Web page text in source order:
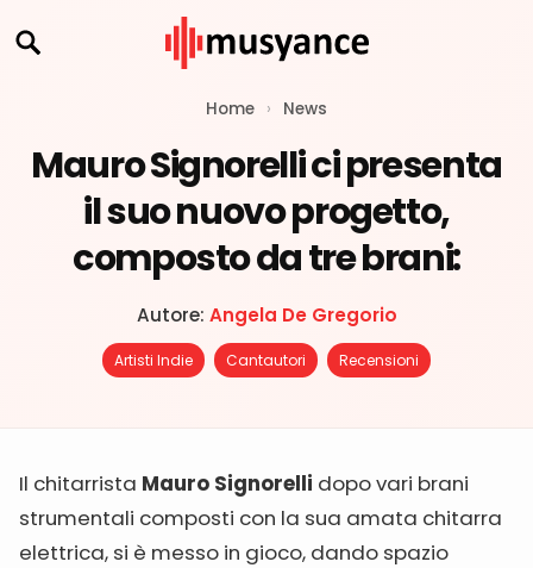
Home › News
Mauro Signorelli ci presenta
il suo nuovo progetto,
composto da tre brani:
Autore: Angela De Gregorio
Artisti Indie Cantautori Recensioni
Il chitarrista Mauro Signorelli dopo vari brani
strumentali composti con la sua amata chitarra
elettrica, si è messo in gioco, dando spazio